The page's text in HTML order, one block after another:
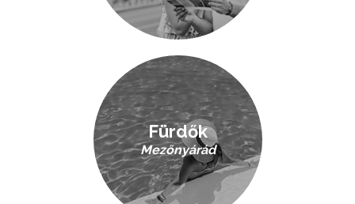
Fürdők
Mezőnyárád